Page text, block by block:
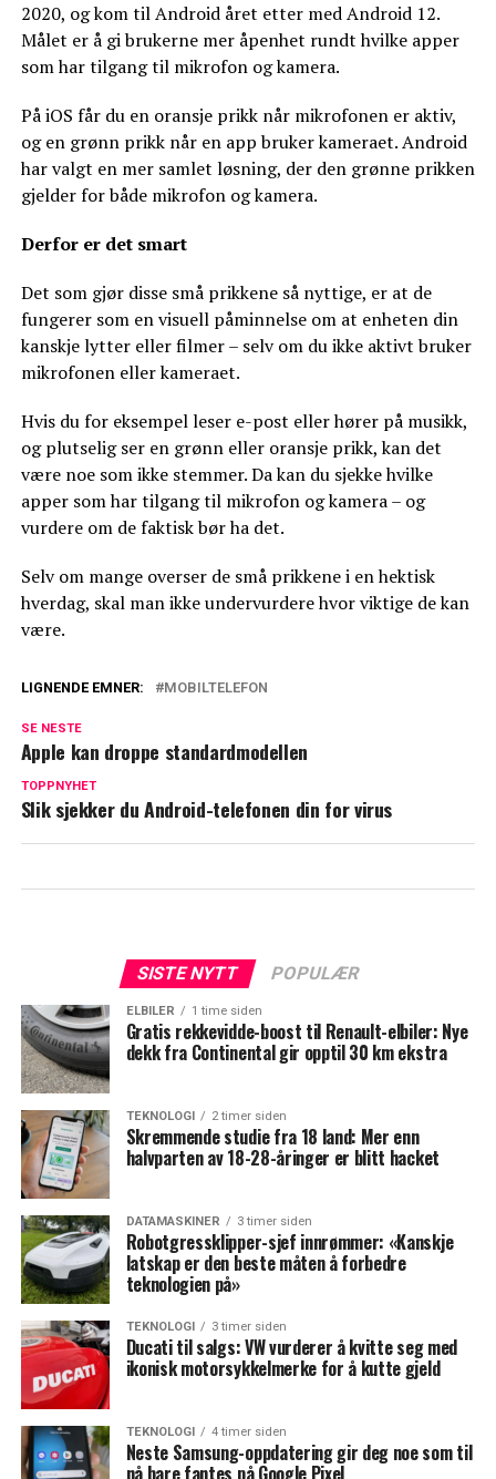
2020, og kom til Android året etter med Android 12.
Målet er å gi brukerne mer åpenhet rundt hvilke apper
som har tilgang til mikrofon og kamera.
På iOS får du en oransje prikk når mikrofonen er aktiv,
og en grønn prikk når en app bruker kameraet. Android
har valgt en mer samlet løsning, der den grønne prikken
gjelder for både mikrofon og kamera.
Derfor er det smart
Det som gjør disse små prikkene så nyttige, er at de
fungerer som en visuell påminnelse om at enheten din
kanskje lytter eller filmer – selv om du ikke aktivt bruker
mikrofonen eller kameraet.
Hvis du for eksempel leser e-post eller hører på musikk,
og plutselig ser en grønn eller oransje prikk, kan det
være noe som ikke stemmer. Da kan du sjekke hvilke
apper som har tilgang til mikrofon og kamera – og
vurdere om de faktisk bør ha det.
Selv om mange overser de små prikkene i en hektisk
hverdag, skal man ikke undervurdere hvor viktige de kan
være.
LIGNENDE EMNER: MOBILTELEFON
SE NESTE
Apple kan droppe standardmodellen
TOPPNYHET
Slik sjekker du Android-telefonen din for virus
SISTE NYTT POPULÆR
ELBILER 1 time siden
Gratis rekkevidde-boost til Renault-elbiler: Nye
dekk fra Continental gir opptil 30 km ekstra
TEKNOLOGI 2 timer siden
Skremmende studie fra 18 land: Mer enn
halvparten av 18-28-åringer er blitt hacket
DATAMASKINER 3 timer siden
Robotgressklipper-sjef innrømmer: «Kanskje
latskap er den beste måten å forbedre
teknologien på»
TEKNOLOGI 3 timer siden
Ducati til salgs: VW vurderer å kvitte seg med
ikonisk motorsykkelmerke for å kutte gjeld
TEKNOLOGI 4 timer siden
Neste Samsung-oppdatering gir deg noe som til
nå bare fantes på Google Pixel